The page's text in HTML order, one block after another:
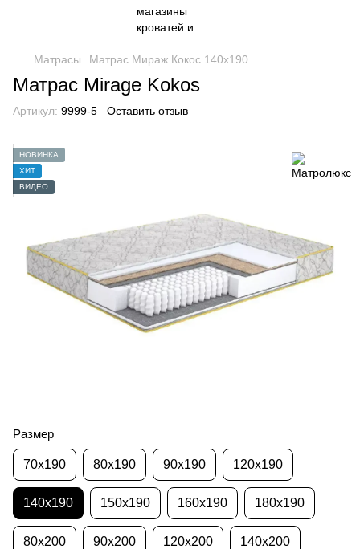
Матрасы Матрас Мираж Кокос 140x190
Матрас Mirage Kokos
Артикул: 9999-5 Оставить отзыв
НОВИНКА
ХИТ
ВИДЕО
Размер
70x190 80x190 90x190 120x190
140x190 150x190 160x190 180x190
80x200 90x200 120x200 140x200